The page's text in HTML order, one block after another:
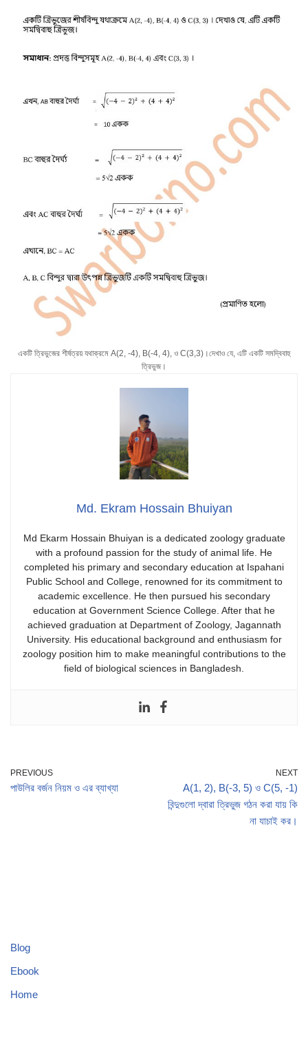
একটি ত্রিভুজের শীর্ষত্রয় যথাক্রমে A(2, -4), B(-4, 4), ও C(3,3)।দেখাও যে, এটি একটি সমদ্বিবাহু
ত্রিভুজ।
Md. Ekram Hossain Bhuiyan
​Md Ekarm Hossain Bhuiyan is a dedicated zoology graduate
with a profound passion for the study of animal life. He
completed his primary and secondary education at Ispahani
Public School and College, renowned for its commitment to
academic excellence. He then pursued his secondary
education at Government Science College. After that he
achieved graduation at Department of Zoology, Jagannath
University. His educational background and enthusiasm for
zoology position him to make meaningful contributions to the
field of biological sciences in Bangladesh.
PREVIOUS
পাউলির বর্জন নিয়ম ও এর ব্যাখ্যা
NEXT
A(1, 2), B(-3, 5) ও C(5, -1)
বিন্দুগুলো দ্বারা ত্রিভুজ গঠন করা যায় কি
না যাচাই কর।
Blog
Ebook
Home